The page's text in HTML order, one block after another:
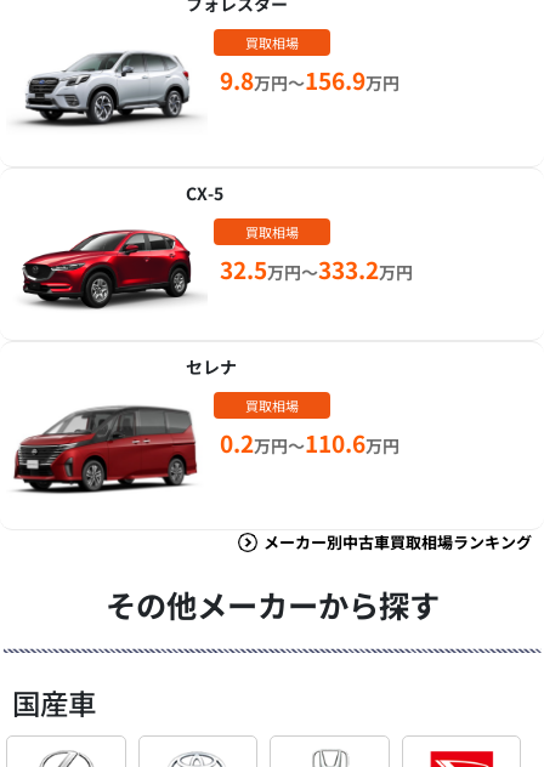
買取相場
9.8万円～156.9万円
CX-5
買取相場
32.5万円～333.2万円
セレナ
買取相場
0.2万円～110.6万円
メーカー別中古車買取相場ランキング
その他メーカーから探す
国産車